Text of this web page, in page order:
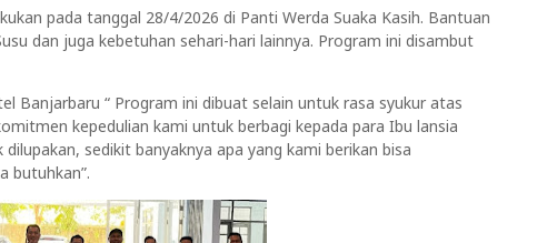
pada tanggal 28/4/2026 di Panti Werda Suaka Kasih. Bantuan
dan juga kebetuhan sehari-hari lainnya. Program ini disambut
Banjarbaru “ Program ini dibuat selain untuk rasa syukur atas
kepedulian kami untuk berbagi kepada para Ibu lansia
sedikit banyaknya apa yang kami berikan bisa
butuhkan”.